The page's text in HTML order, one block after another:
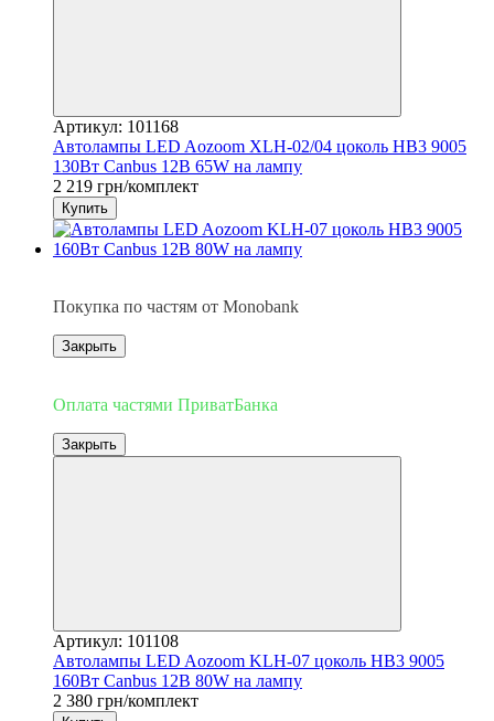
Артикул: 101168
Автолампы LED Aozoom XLH-02/04 цоколь HB3 9005
130Вт Canbus 12В 65W на лампу
2 219 грн/комплект
Купить
Покупка по частям от Monobank
Закрыть
Оплата частями ПриватБанка
Закрыть
Артикул: 101108
Автолампы LED Aozoom KLH-07 цоколь HB3 9005
160Вт Canbus 12В 80W на лампу
2 380 грн/комплект